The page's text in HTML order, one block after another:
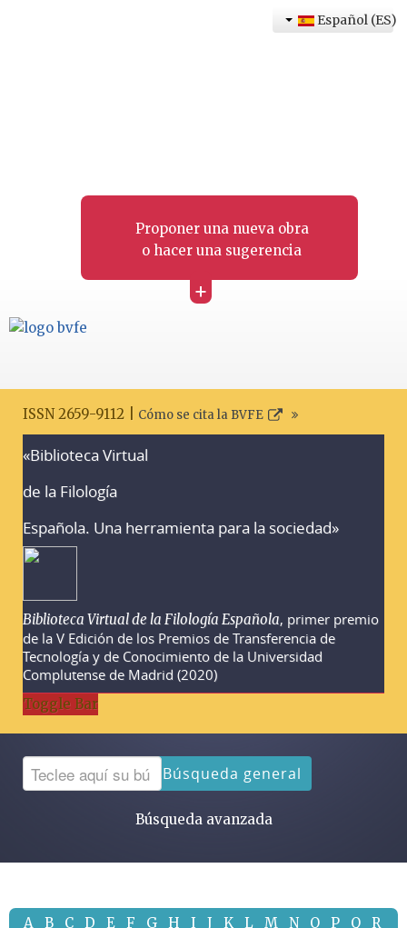
Proponer una nueva obra
o hacer una sugerencia
+
Español (ES)
ISSN 2659-9112 | Cómo se cita la BVFE
«Biblioteca Virtual
de la Filología
Española. Una herramienta para la sociedad»
Biblioteca Virtual de la Filología Española, primer premio
de la V Edición de los Premios de Transferencia de
Tecnología y de Conocimiento de la Universidad
Complutense de Madrid (2020)
Toggle Bar
Búsqueda general
Búsqueda avanzada
A B C D E F G H I J K L M N O P Q
R